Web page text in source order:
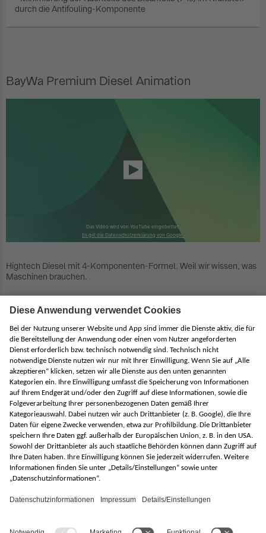
durch die Antifouling-Komponente
BayWa Premium Diesel Animation
Das Video wird von YouTube eingebettet.
Es gilt die Datenschutzerklärung von Google.
Hightech Diesel mit 4-Komponenten-Formel. Weil wir wissen, was
Maschinen brauchen.
Weitere Informationen